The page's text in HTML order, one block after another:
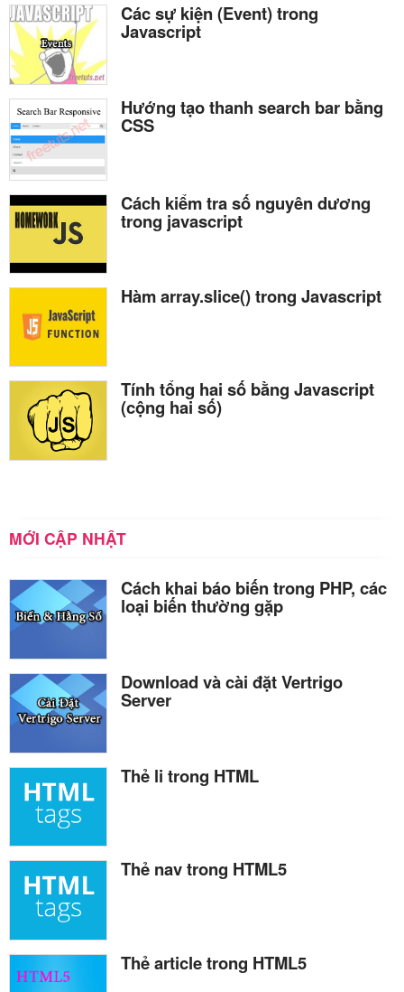
Các sự kiện (Event) trong
Javascript
Hướng tạo thanh search bar bằng
CSS
Cách kiểm tra số nguyên dương
trong javascript
Hàm array.slice() trong Javascript
Tính tổng hai số bằng Javascript
(cộng hai số)
MỚI CẬP NHẬT
Cách khai báo biến trong PHP, các
loại biến thường gặp
Download và cài đặt Vertrigo
Server
Thẻ li trong HTML
Thẻ nav trong HTML5
Thẻ article trong HTML5